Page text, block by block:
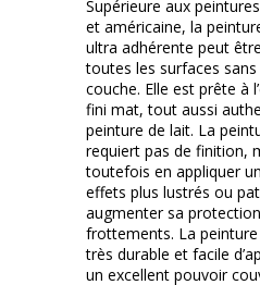
Supérieure aux
et américaine, la
ultra adhérente peut
toutes les surfaces
couche. Elle est prête à
fini mat, tout aussi
peinture de lait. La
requiert pas de finition,
toutefois en appliquer
effets plus lustrés ou
augmenter sa
frottements. La
très durable et facile
un excellent pouvoir